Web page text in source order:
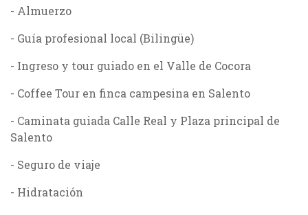
- Almuerzo
- Guía profesional local (Bilingüe)
- Ingreso y tour guiado en el Valle de Cocora
- Coffee Tour en finca campesina en Salento
- Caminata guiada Calle Real y Plaza principal de
Salento
- Seguro de viaje
- Hidratación